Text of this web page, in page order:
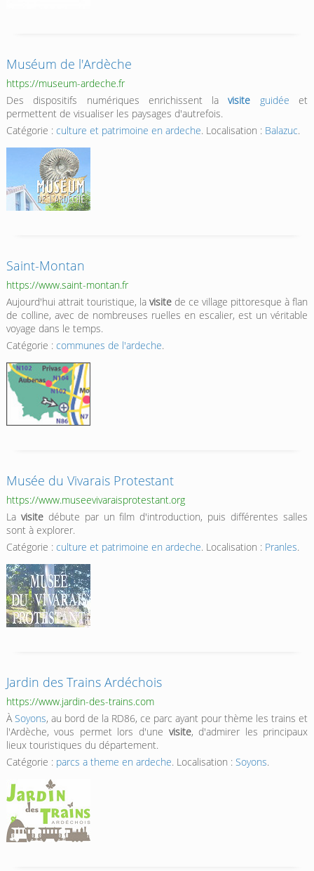
Muséum de l'Ardèche
https://museum-ardeche.fr
Des dispositifs numériques enrichissent lavisite guidée et
permettent de visualiser les paysages d'autrefois.
Catégorie : culture et patrimoine en ardeche. Localisation : Balazuc.
Saint-Montan
https://www.saint-montan.fr
Aujourd'hui attrait touristique, la visite de ce village pittoresque à flan
de colline, avec de nombreuses ruelles en escalier, est un véritable
voyage dans le temps.
Catégorie : communes de l'ardeche.
Musée du Vivarais Protestant
https://www.museevivaraisprotestant.org
La visitedébute par un film d'introduction, puis différentes salles
sont à explorer.
Catégorie : culture et patrimoine en ardeche. Localisation : Pranles.
Jardin des Trains Ardéchois
https://www.jardin-des-trains.com
ÀSoyons, au bord de la RD86, ce parc ayant pour thème les trains et
l'Ardèche, vous permet lors d'une visite, d'admirer les principaux
lieux touristiques du département.
Catégorie : parcs a theme en ardeche. Localisation : Soyons.